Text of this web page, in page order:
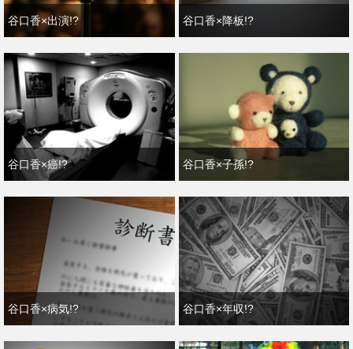
谷口香×出演!? 谷口香×降板!?
谷口香×癌!? 谷口香×子孫!?
谷口香×病気!? 谷口香×年収!?